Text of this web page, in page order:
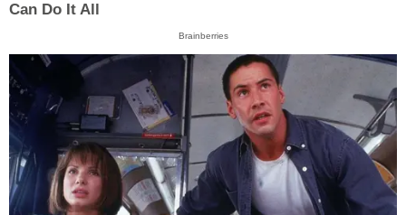
Can Do It All
Brainberries